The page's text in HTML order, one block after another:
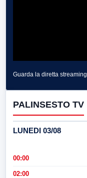
Guarda la diretta streaming
PALINSESTO TV
LUNEDI 03/08
00:00
02:00